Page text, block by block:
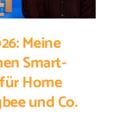
Meine
Smart-
Home
und Co.